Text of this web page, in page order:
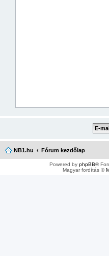
NB1.hu Fórum kezdőlap
Powered by phpBB®
Magyar fordítás ©